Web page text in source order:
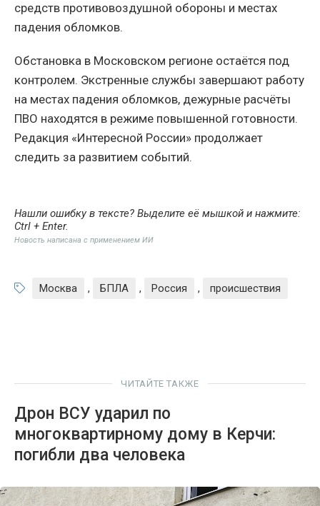
средств противовоздушной обороны и местах
падения обломков.
Обстановка в Московском регионе остаётся под
контролем. Экстренные службы завершают работу
на местах падения обломков, дежурные расчёты
ПВО находятся в режиме повышенной готовности.
Редакция «Интересной России» продолжает
следить за развитием событий.
Нашли ошибку в тексте? Выделите её мышкой и нажмите:
Ctrl + Enter.
Новость написана с применением ИИ
Москва , БПЛА , Россия , происшествия
ЧИТАЙТЕ ТАКЖЕ
Дрон ВСУ ударил по
многоквартирному дому в Керчи:
погибли два человека